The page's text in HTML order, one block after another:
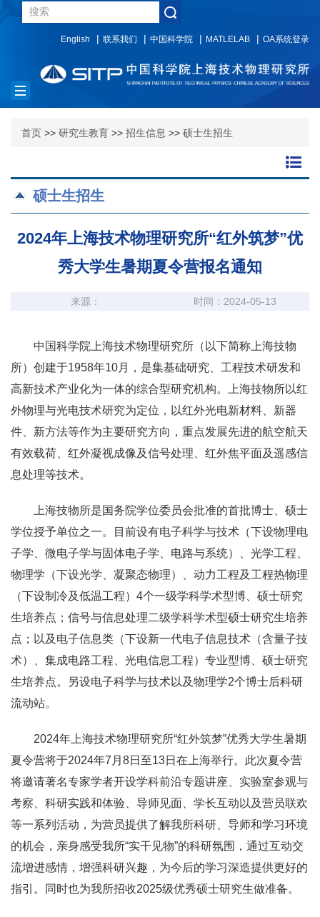
English 联系我们 中国科学院 MATLELAB OA系统登录
Toggle
navigation
首页 >> 研究生教育 >> 招生信息 >> 硕士生招生
硕士生招生
2024年上海技术物理研究所“红外筑梦”优
秀大学生暑期夏令营报名通知
来源： 时间：2024-05-13
中国科学院上海技术物理研究所（以下简称上海技物
所）创建于1958年10月，是集基础研究、工程技术研发和
高新技术产业化为一体的综合型研究机构。上海技物所以红
外物理与光电技术研究为定位，以红外光电新材料、新器
件、新方法等作为主要研究方向，重点发展先进的航空航天
有效载荷、红外凝视成像及信号处理、红外焦平面及遥感信
息处理等技术。
上海技物所是国务院学位委员会批准的首批博士、硕士
学位授予单位之一。目前设有电子科学与技术（下设物理电
子学、微电子学与固体电子学、电路与系统）、光学工程、
物理学（下设光学、凝聚态物理）、动力工程及工程热物理
（下设制冷及低温工程）4个一级学科学术型博、硕士研究
生培养点；信号与信息处理二级学科学术型硕士研究生培养
点；以及电子信息类（下设新一代电子信息技术（含量子技
术）、集成电路工程、光电信息工程）专业型博、硕士研究
生培养点。另设电子科学与技术以及物理学2个博士后科研
流动站。
2024年上海技术物理研究所“红外筑梦”优秀大学生暑期
夏令营将于2024年7月8日至13日在上海举行。 此次夏令营
将邀请著名专家学者开设学科前沿专题讲座、实验室参观与
考察、科研实践和体验、导师见面、学长互动以及营员联欢
等一系列活动， 为营员提供了解我所科研、导师和学习环境
的机会， 亲身感受我所“实干见物”的科研氛围， 通过互动交
流增进感情，增强科研兴趣，为今后的学习深造提供更好的
指引。
同时也为我所招收2025级优秀硕士研究生做准备。